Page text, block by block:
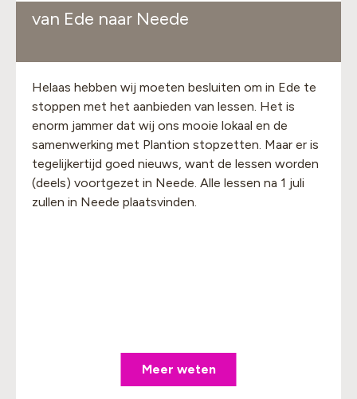
van Ede naar Neede
Helaas hebben wij moeten besluiten om in Ede te
stoppen met het aanbieden van lessen. Het is
enorm jammer dat wij ons mooie lokaal en de
samenwerking met Plantion stopzetten. Maar er is
tegelijkertijd goed nieuws, want de lessen worden
(deels) voortgezet in Neede. Alle lessen na 1 juli
zullen in Neede plaatsvinden.
Meer weten